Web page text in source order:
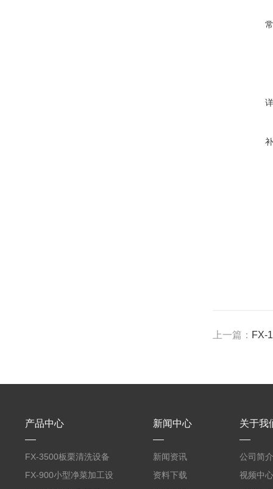
上一篇： FX-
产品中心
FX-3500板栗清洗设备
全自动气泡清洗机
FX-900小型净菜加工设
新闻中心
新闻资讯
资料下载
关于我
公司简介
视频中心